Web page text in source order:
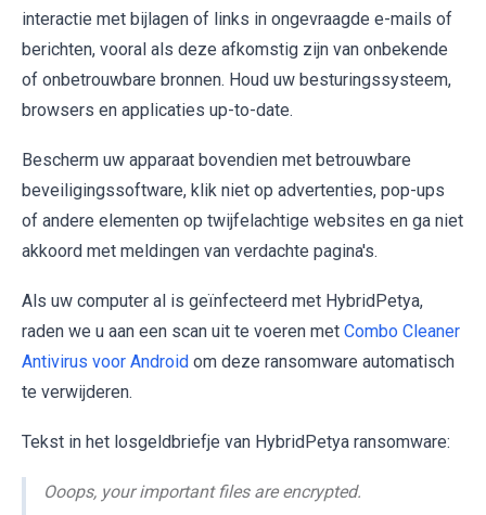
interactie met bijlagen of links in ongevraagde e-mails of
berichten, vooral als deze afkomstig zijn van onbekende
of onbetrouwbare bronnen. Houd uw besturingssysteem,
browsers en applicaties up-to-date.
Bescherm uw apparaat bovendien met betrouwbare
beveiligingssoftware, klik niet op advertenties, pop-ups
of andere elementen op twijfelachtige websites en ga niet
akkoord met meldingen van verdachte pagina's.
Als uw computer al is geïnfecteerd met HybridPetya,
raden we u aan een scan uit te voeren met Combo Cleaner
Antivirus voor Android om deze ransomware automatisch
te verwijderen.
Tekst in het losgeldbriefje van HybridPetya ransomware:
Ooops, your important files are encrypted.